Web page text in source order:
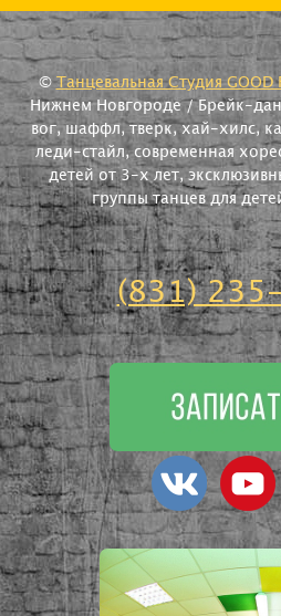
©Танцевальная Студия GOOD
Нижнем Новгороде / Брейк-
вог, шаффл, тверк, хай-хилс,
леди-стайл, современная
детей от 3-х лет,
группы танцев для
(831)